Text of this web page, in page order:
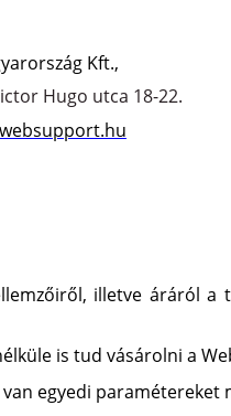
Kft.,
Hugo utca 18-22.
illetve áráról
is tud vásárolni a
egyedi